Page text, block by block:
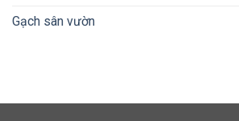
Gạch sân vườn